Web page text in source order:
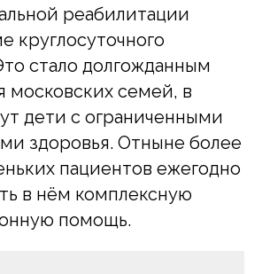
реабилитации
круглосуточного
стало долгожданным
московских семей, в
дети с ограниченными
здоровья. Отныне более
пациентов ежегодно
в нём комплексную
помощь.